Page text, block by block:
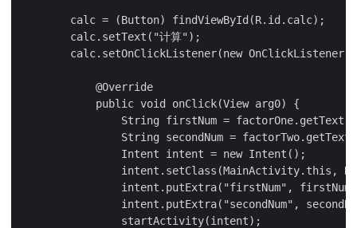
        calc = (Button) findViewById(R.id.calc);
        calc.setText("计算");
calc.setOnClickListener(new
            @Override
            public void onClick(View arg0) {
String firstNum =
String secondNum =
                Intent intent = new Intent();
intent.setClass(MainActivity.this,
intent.putExtra("firstNum",
intent.putExtra("secondNum",
                startActivity(intent);